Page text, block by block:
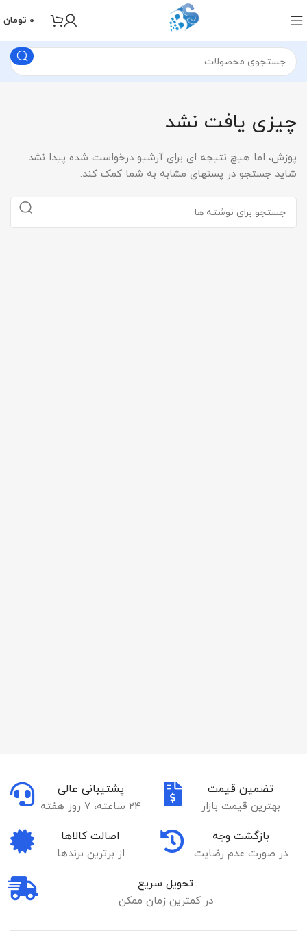
0 تومان
چیزی یافت نشد
پوزش، اما هیچ نتیجه ای برای آرشیو درخواست شده پیدا نشد.
شاید جستجو در پستهای مشابه به شما کمک کند.
تضمین قیمت
بهترین قیمت بازار
پشتیبانی عالی
24 ساعته، 7 روز هفته
بازگشت وجه
در صورت عدم رضایت
اصالت کالاها
از برترین برندها
تحویل سریع
در کمترین زمان ممکن